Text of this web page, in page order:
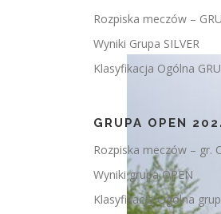
Rozpiska meczów –
Wyniki Grupa SILVER
Klasyfikacja Ogólna
GRUPA OPEN
Rozpiska meczów – gr.
Wyniki grupa OPEN
Klasyfikacja Ogólna